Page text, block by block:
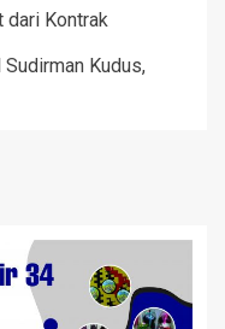
dari Kontrak
Kudus,